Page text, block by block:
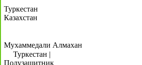
Туркестан
Казахстан
Мухаммедали Алмахан
Туркестан |
Полузащитник